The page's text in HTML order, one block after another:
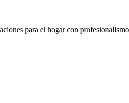
para el hogar con